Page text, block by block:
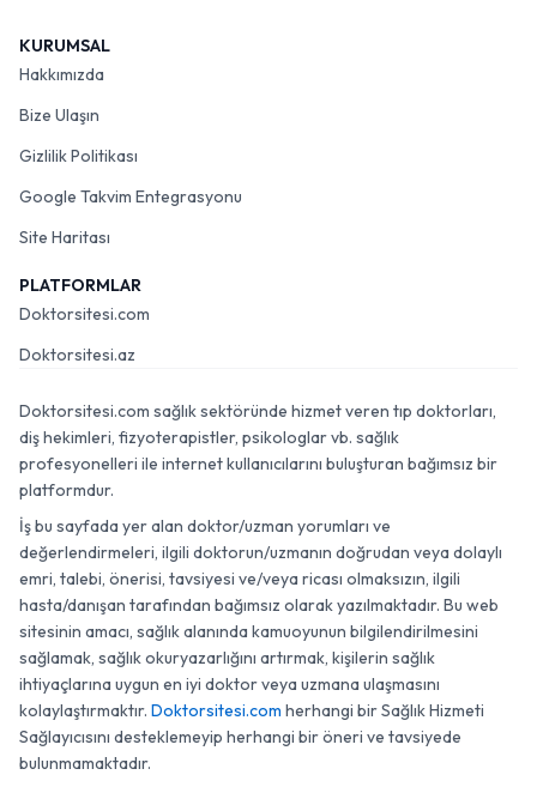
KURUMSAL
Hakkımızda
Bize Ulaşın
Gizlilik Politikası
Google Takvim Entegrasyonu
Site Haritası
PLATFORMLAR
Doktorsitesi.com
Doktorsitesi.az
Doktorsitesi.com sağlık sektöründe hizmet veren tıp doktorları,
diş hekimleri, fizyoterapistler, psikologlar vb. sağlık
profesyonelleri ile internet kullanıcılarını buluşturan bağımsız bir
platformdur.
İş bu sayfada yer alan doktor/uzman yorumları ve
değerlendirmeleri, ilgili doktorun/uzmanın doğrudan veya dolaylı
emri, talebi, önerisi, tavsiyesi ve/veya ricası olmaksızın, ilgili
hasta/danışan tarafından bağımsız olarak yazılmaktadır. Bu web
sitesinin amacı, sağlık alanında kamuoyunun bilgilendirilmesini
sağlamak, sağlık okuryazarlığını artırmak, kişilerin sağlık
ihtiyaçlarına uygun en iyi doktor veya uzmana ulaşmasını
kolaylaştırmaktır. Doktorsitesi.com herhangi bir Sağlık Hizmeti
Sağlayıcısını desteklemeyip herhangi bir öneri ve tavsiyede
bulunmamaktadır.